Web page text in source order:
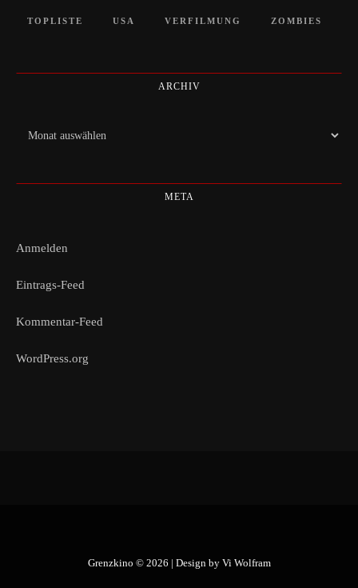
TOPLISTE USA VERFILMUNG ZOMBIES
ARCHIV
Archiv
META
Anmelden
Eintrags-Feed
Kommentar-Feed
WordPress.org
Grenzkino © 2026 | Design by Vi Wolfram